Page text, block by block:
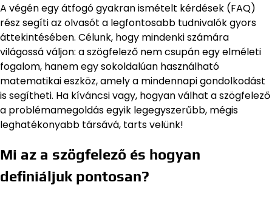
A végén egy átfogó gyakran ismételt kérdések (FAQ)
rész segíti az olvasót a legfontosabb tudnivalók gyors
áttekintésében. Célunk, hogy mindenki számára
világossá váljon: a szögfelező nem csupán egy elméleti
fogalom, hanem egy sokoldalúan használható
matematikai eszköz, amely a mindennapi gondolkodást
is segítheti. Ha kíváncsi vagy, hogyan válhat a szögfelező
a problémamegoldás egyik legegyszerűbb, mégis
leghatékonyabb társává, tarts velünk!
Mi az a szögfelező és hogyan
definiáljuk pontosan?